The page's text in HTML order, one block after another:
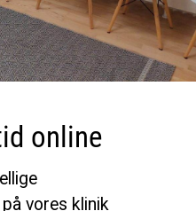
online
vores klinik